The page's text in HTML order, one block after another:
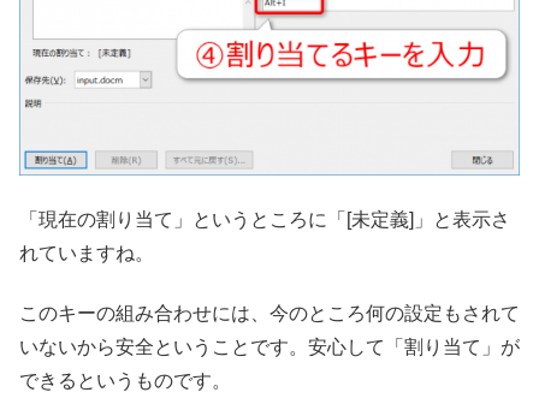
「現在の割り当て」というところに「[未定義]」と表示さ
れていますね。
このキーの組み合わせには、今のところ何の設定もされて
いないから安全ということです。安心して「割り当て」が
できるというものです。